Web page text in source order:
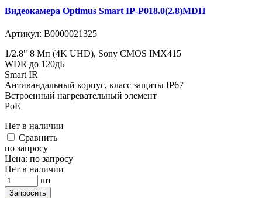
Видеокамера Optimus Smart IP-P018.0(2.8)MDH
Артикул: В0000021325
1/2.8" 8 Мп (4K UHD), Sony CMOS IMX415
WDR до 120дБ
Smart IR
Антивандальный корпус, класс защиты IР67
Встроенный нагревательный элемент
PoE
Нет в наличии
Cравнить
по запросу
Цена: по запросу
Нет в наличии
шт
Запросить